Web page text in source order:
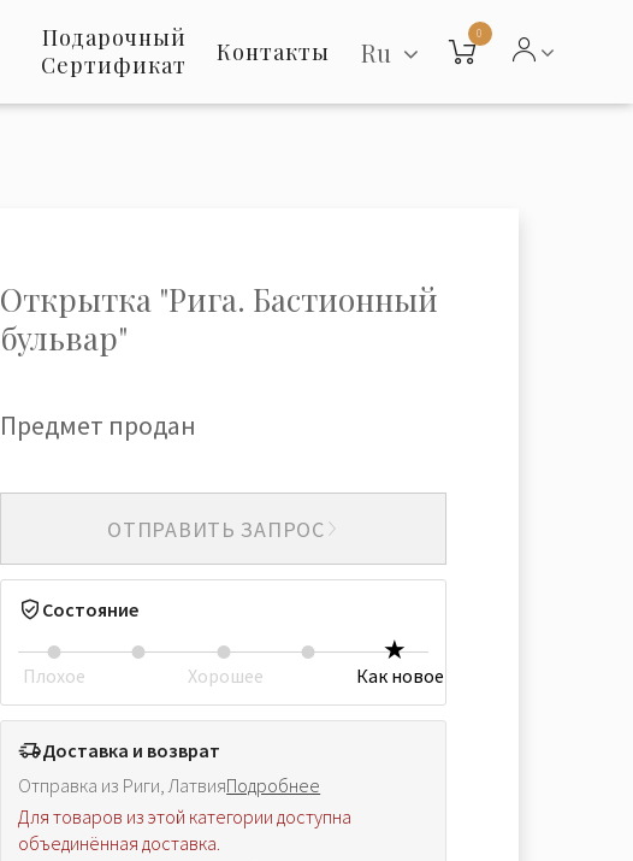
Подарочный
Сертификат
Контакты Ru
0
Открытка "Рига. Бастионный
бульвар"
Предмет продан
ОТПРАВИТЬ ЗАПРОС
Состояние
Плохое Хорошее Как новое
Доставка и возврат
Отправка из Риги, ЛатвияПодробнее
Для товаров из этой категории доступна
объединённая доставка.